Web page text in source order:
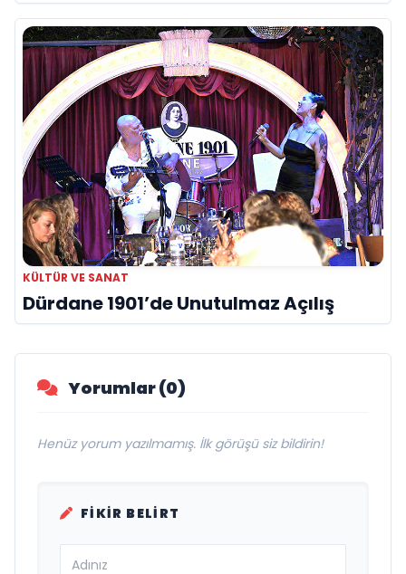
KÜLTÜR VE SANAT
Dürdane 1901’de Unutulmaz Açılış
Yorumlar (0)
Henüz yorum yazılmamış. İlk görüşü siz bildirin!
FIKIR BELIRT